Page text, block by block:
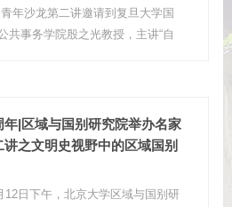
年沙龙第二讲邀请到复旦大学国
共事务学院殷之光教授，主讲“自
维佳和清华大学人文与社会科学高
授宋念申，沙龙由北京大学法学院
、区域与国别研究院副院长章永乐
年|区域与国别研究院举办名家
讲之文明史视野中的区域国别
12日下午，北京大学区域与国别研